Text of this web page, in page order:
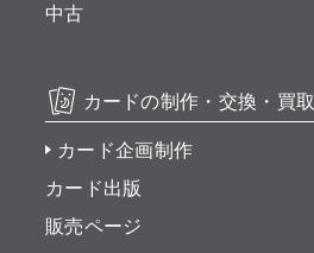
中古
カードの制作・交換・買取
カード企画制作
カード出版
販売ページ